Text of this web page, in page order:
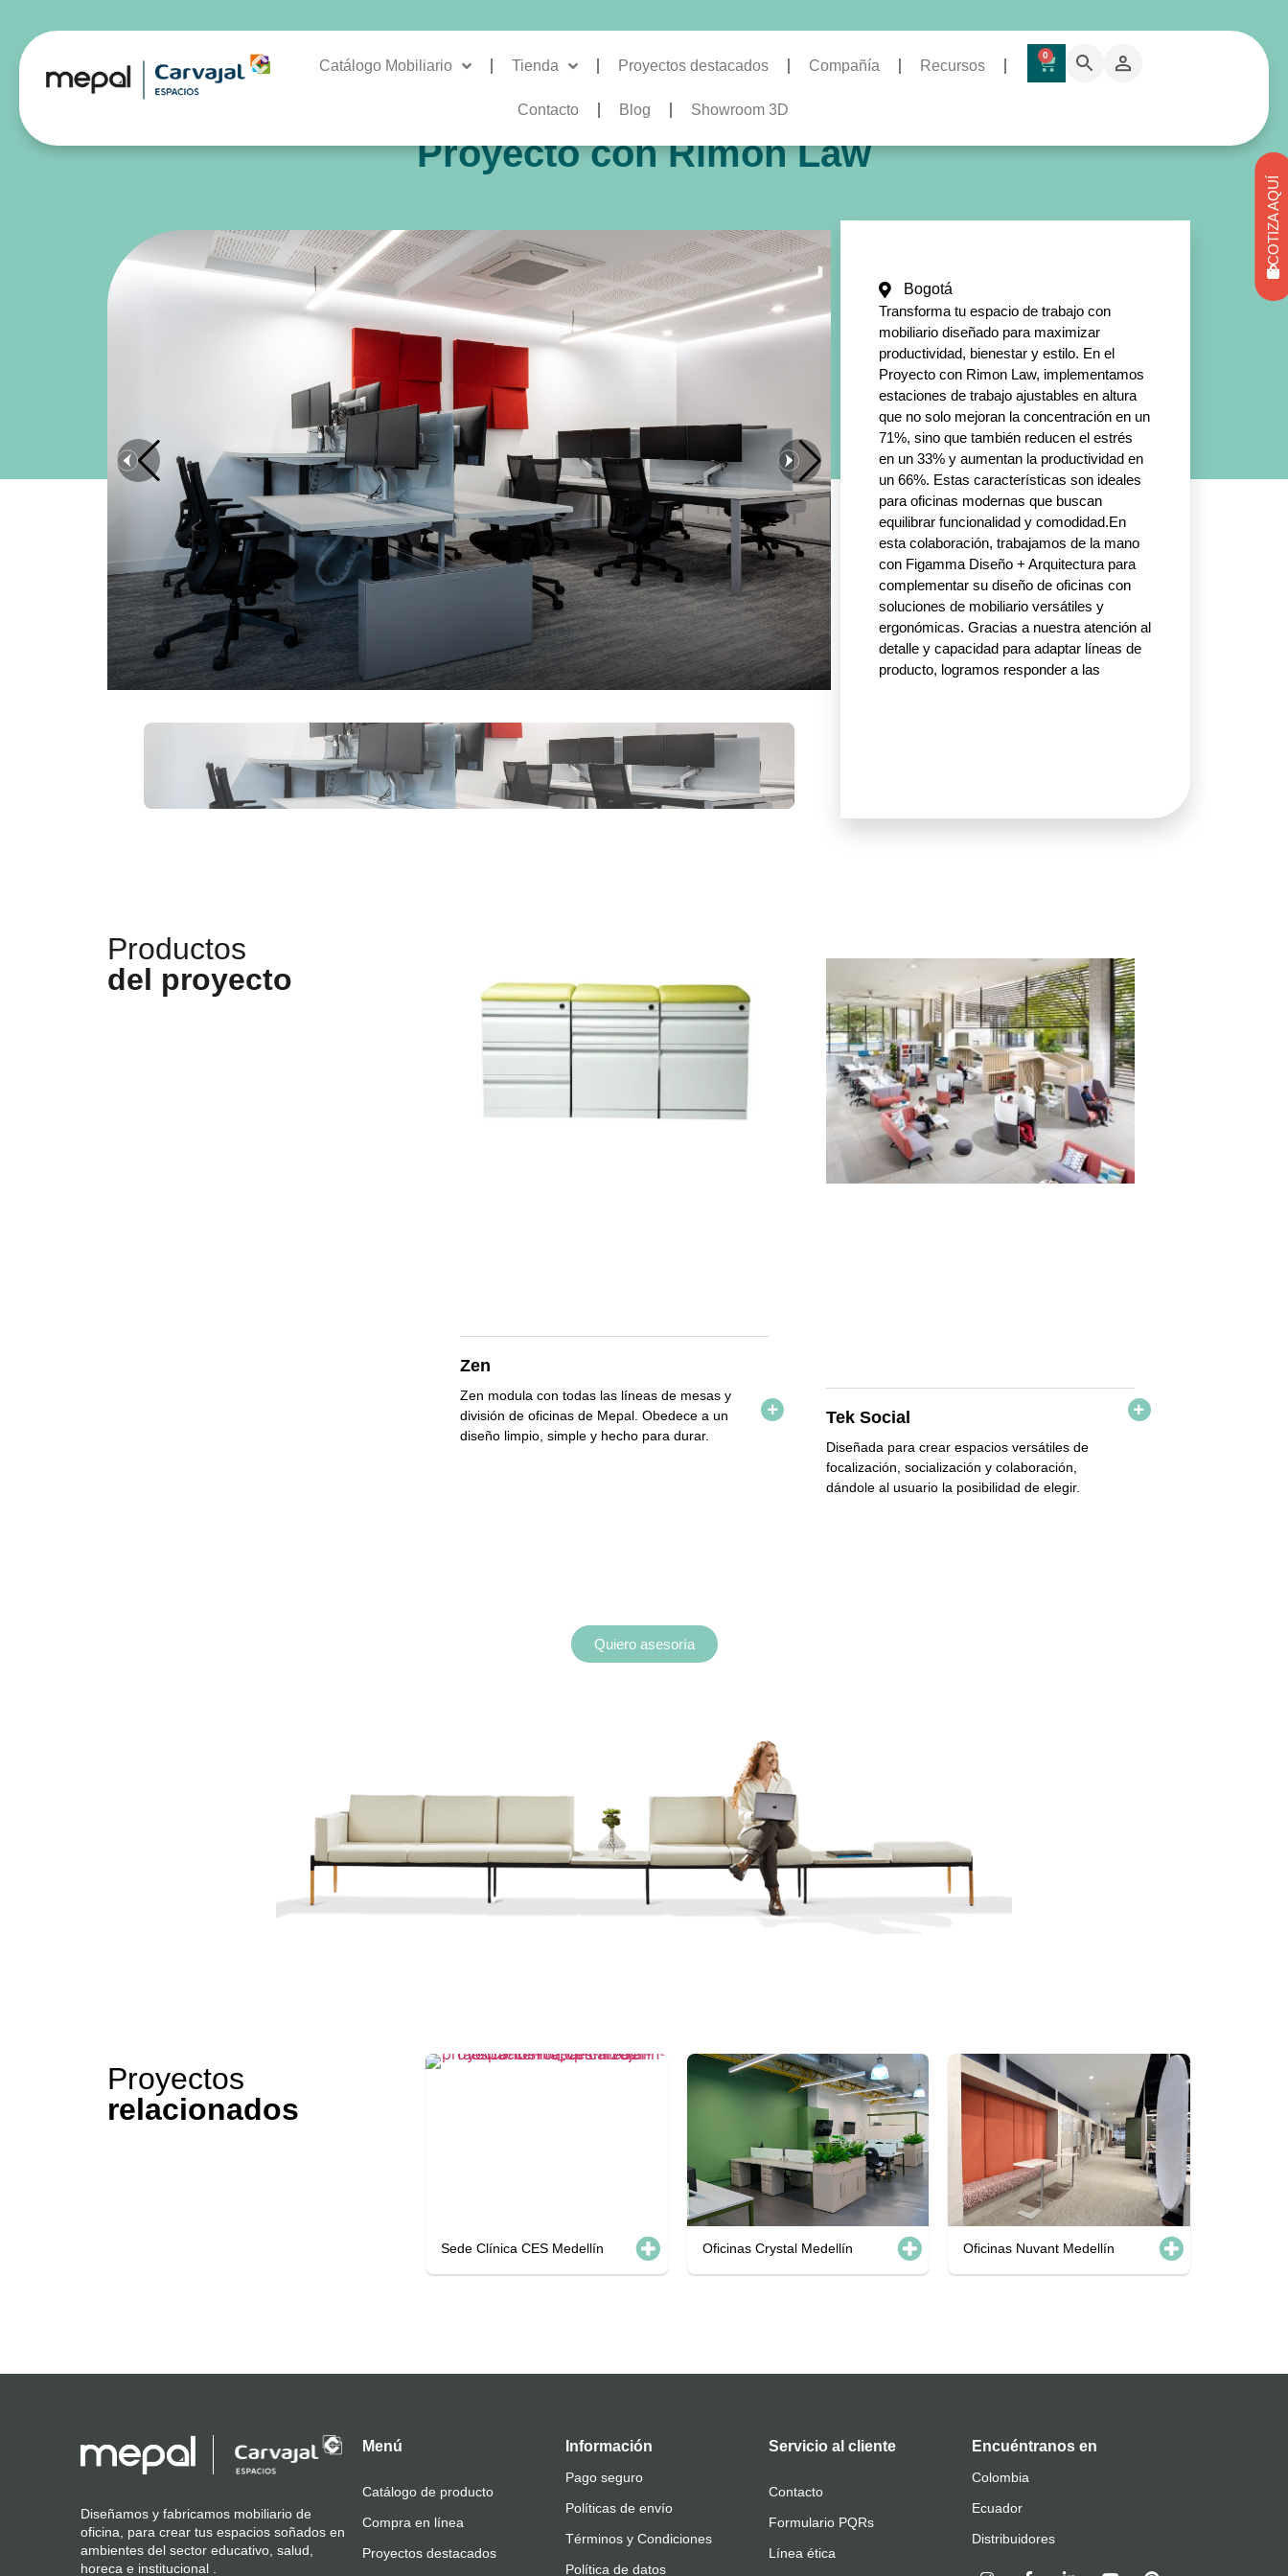
Catálogo Mobiliario Tienda Proyectos destacados Compañía Recursos
Contacto Blog Showroom 3D
0
COTIZA AQUÍ
Proyecto con Rimon Law
Bogotá
Transforma tu espacio de trabajo con
mobiliario diseñado para maximizar
productividad, bienestar y estilo. En el
Proyecto con Rimon Law, implementamos
estaciones de trabajo ajustables en altura
que no solo mejoran la concentración en un
71%, sino que también reducen el estrés
en un 33% y aumentan la productividad en
un 66%. Estas características son ideales
para oficinas modernas que buscan
equilibrar funcionalidad y comodidad.En
esta colaboración, trabajamos de la mano
con Figamma Diseño + Arquitectura para
complementar su diseño de oficinas con
soluciones de mobiliario versátiles y
ergonómicas. Gracias a nuestra atención al
detalle y capacidad para adaptar líneas de
producto, logramos responder a las
solución que permite aprovechar al
modernos y dinámicos.Si estás buscando
soluciones que combinen diseño y
funcionalidad, nuestro catálogo Mepal
Carvajal ofrece una amplia variedad de
opciones para oficinas de alto rendimiento.
Desde escritorios en oficina hasta
estaciones ajustables y mobiliario
ergonómico, cada pieza está pensada para
mejorar la experiencia de trabajo, promover
la salud y facilitar el movimiento.No importa
el tamaño de tu proyecto, nuestras
Productos
del proyecto
Zen
Zen modula con todas las líneas de mesas y
división de oficinas de Mepal. Obedece a un
diseño limpio, simple y hecho para durar.
Tek Social
Diseñada para crear espacios versátiles de
focalización, socialización y colaboración,
dándole al usuario la posibilidad de elegir.
Quiero asesoría
Proyectos
relacionados
Sede Clínica CES Medellín Oficinas Crystal Medellín Oficinas Nuvant Medellín
Diseñamos y fabricamos mobiliario de
oficina, para crear tus espacios soñados en
ambientes del sector educativo, salud,
horeca e institucional .
Menú
Catálogo de producto
Compra en línea
Proyectos destacados
Información
Pago seguro
Políticas de envío
Términos y Condiciones
Política de datos
Servicio al cliente
Contacto
Formulario PQRs
Línea ética
Encuéntranos en
Colombia
Ecuador
Distribuidores